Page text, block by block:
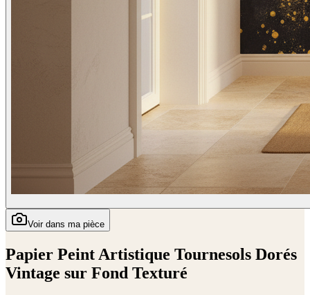
Voir dans ma pièce
Papier Peint Artistique Tournesols Dorés
Vintage sur Fond Texturé